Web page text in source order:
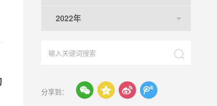
2022年

分享到：    